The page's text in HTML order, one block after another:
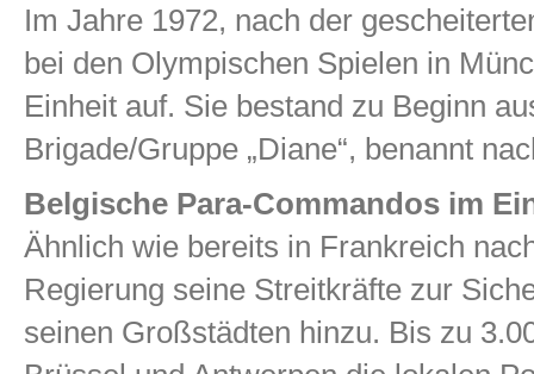
Im Jahre 1972, nach der
bei den Olympischen Spielen in
Einheit auf. Sie bestand zu Beginn
Brigade/Gruppe „Diane“, benannt
Belgische Para-Commandos im
Ähnlich wie bereits in Frankreich
Regierung seine Streitkräfte zur
seinen Großstädten hinzu. Bis zu